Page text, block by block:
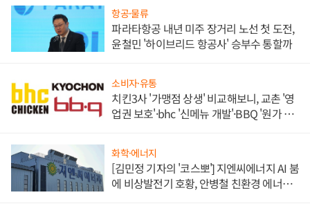
항공·물류
파라타항공 내년 미주 장거리 노선 첫 도전,
윤철민 '하이브리드 항공사' 승부수 통할까
소비자·유통
치킨3사 '가맹점 상생' 비교해보니, 교촌 '영
업권 보호'·bhc '신메뉴 개발'·BBQ '원가 부
화학·에너지
[김민정 기자의 '코스뽀'] 지엔씨에너지 AI 붐
에 비상발전기 호황, 안병철 친환경 에너지